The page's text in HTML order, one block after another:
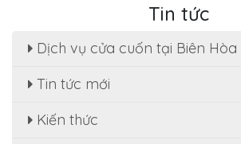
Tin tức
Dịch vụ cửa cuốn tại Biên Hòa
Tin tức mới
Kiến thức
Sửa cửa cuốn, motor cửa
Dịch Vụ Sửa Chữa Cửa Cuốn